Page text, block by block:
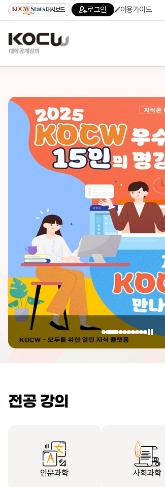
대시보드 로그인 이용가이드
전공 강의
인문과학 사회과학